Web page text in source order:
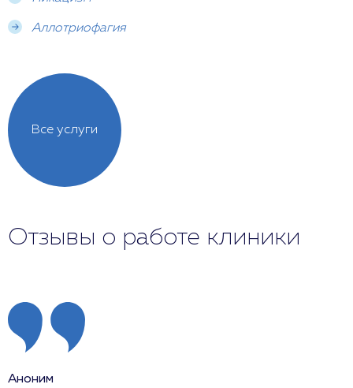
Аллотриофагия
Все услуги
Отзывы о работе клиники
Аноним